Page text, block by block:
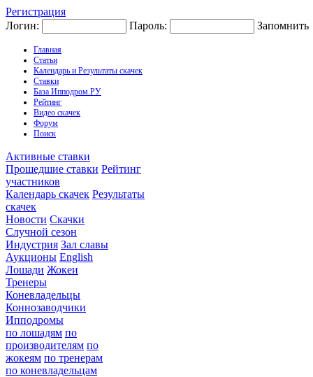
Регистрация
Логин:
Пароль: Запомнить
Главная
Статьи
Календарь и Результаты скачек
Ставки
База Ипподром.РУ
Рейтинг
Видео скачек
Форум
Поиск
Активные ставки
Прошедшие ставки Рейтинг
участников
Календарь скачек Результаты
скачек
Новости Скачки
Случной сезон
Индустрия Зал славы
Аукционы English
Лошади Жокеи
Тренеры
Коневладельцы
Коннозаводчики
Ипподромы
по лошадям по
производителям по
жокеям по тренерам
по коневладельцам